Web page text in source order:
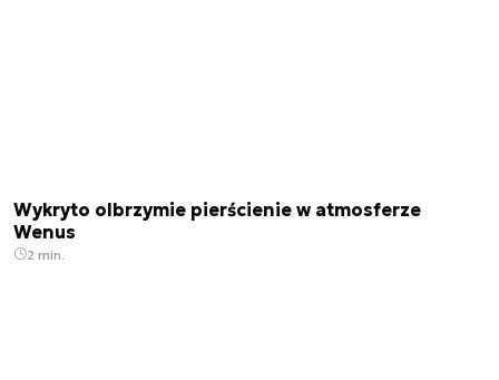
Wykryto olbrzymie pierścienie w atmosferze
Wenus
2 min.